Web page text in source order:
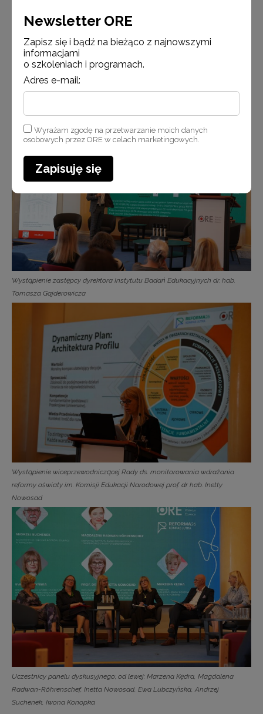
Wystąpienie zastępcy dyrektora Instytutu Badań Edukacyjnych dr. hab.
Tomasza Gajderowicza
Wystąpienie wiceprzewodniczącej Rady ds. monitorowania wdrażania
reformy oświaty im. Komisji Edukacji Narodowej prof. dr hab. Inetty
Nowosad
Uczestnicy panelu dyskusyjnego; od lewej: Marzena Kędra, Magdalena
Radwan-Rôhrenschef, Inetta Nowosad, Ewa Lubczyńska, Andrzej
Suchenek, Iwona Konopka
Newsletter ORE
Zapisz się i bądź na bieżąco z najnowszymi
informacjami
o szkoleniach i programach.
Adres e-mail:
Wyrażam zgodę na przetwarzanie moich danych
osobowych przez ORE w celach marketingowych.
Zapisuję się